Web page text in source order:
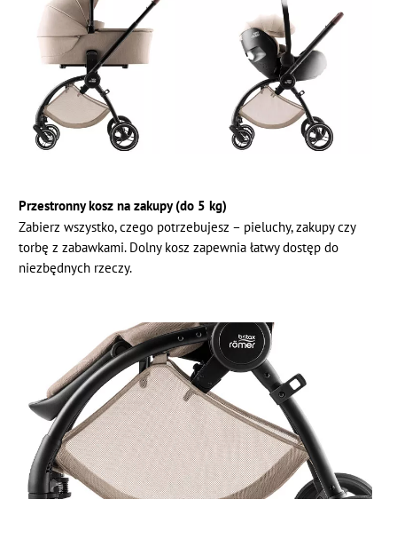
Przestronny kosz na zakupy (do 5 kg)
Zabierz wszystko, czego potrzebujesz – pieluchy, zakupy czy
torbę z zabawkami. Dolny kosz zapewnia łatwy dostęp do
niezbędnych rzeczy.